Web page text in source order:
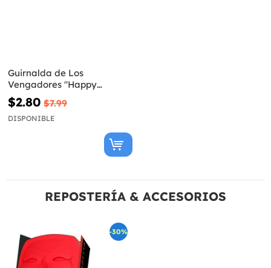
Guirnalda de Los
Vengadores "Happy
Birthday"
$2.80 $7.99
DISPONIBLE
REPOSTERÍA & ACCESORIOS
-30%